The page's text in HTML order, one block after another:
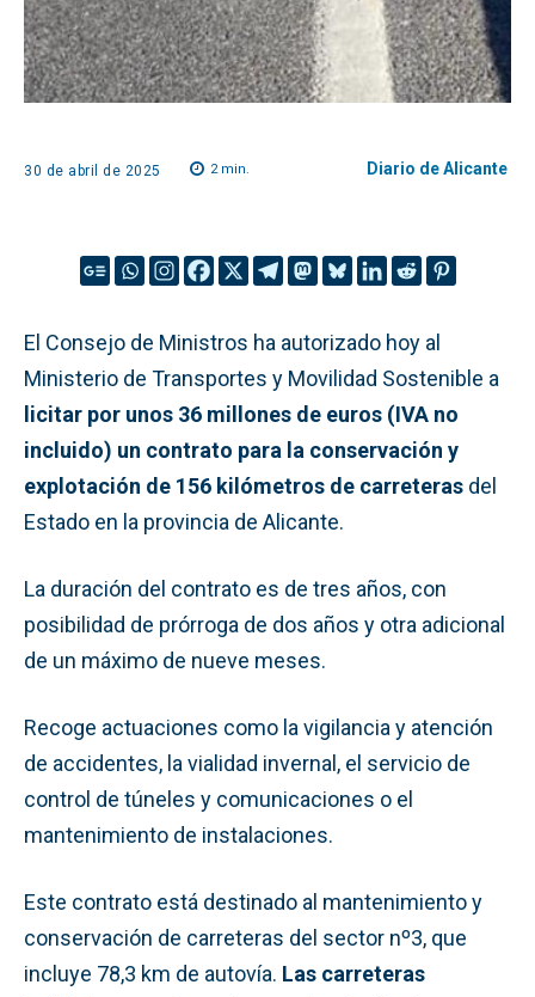
30 de abril de 2025 2min. Diario de Alicante
El Consejo de Ministros ha autorizado hoy al
Ministerio de Transportes y Movilidad Sostenible a
licitar por unos 36 millones de euros (IVA no
incluido) un contrato para la conservación y
explotación de 156 kilómetros de carreteras del
Estado en la provincia de Alicante.
La duración del contrato es de tres años, con
posibilidad de prórroga de dos años y otra adicional
de un máximo de nueve meses.
Recoge actuaciones como la vigilancia y atención
de accidentes, la vialidad invernal, el servicio de
control de túneles y comunicaciones o el
mantenimiento de instalaciones.
Este contrato está destinado al mantenimiento y
conservación de carreteras del sector nº3, que
incluye 78,3 km de autovía. Las carreteras